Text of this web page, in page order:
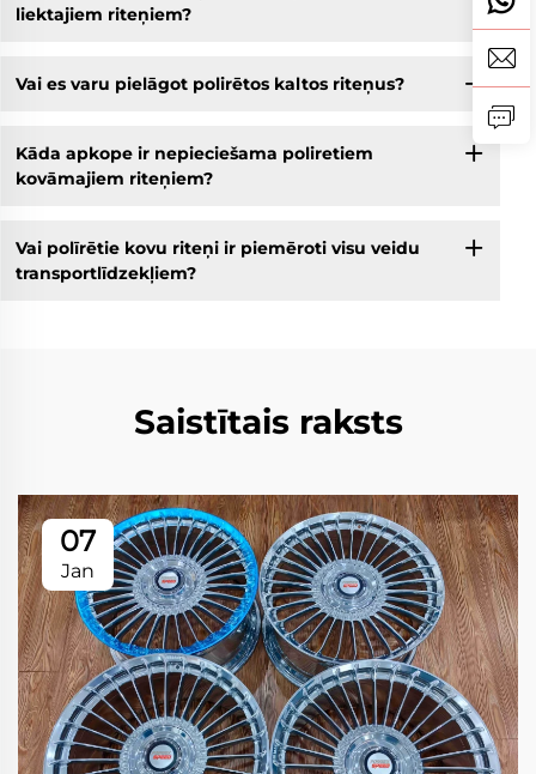
liektajiem riteņiem?
Vai es varu pielāgot polirētos kaltos riteņus?
Kāda apkope ir nepieciešama poliretiem
kovāmajiem riteņiem?
Vai polīrētie kovu riteņi ir piemēroti visu veidu
transportlīdzekļiem?
Saistītais raksts
07
Jan